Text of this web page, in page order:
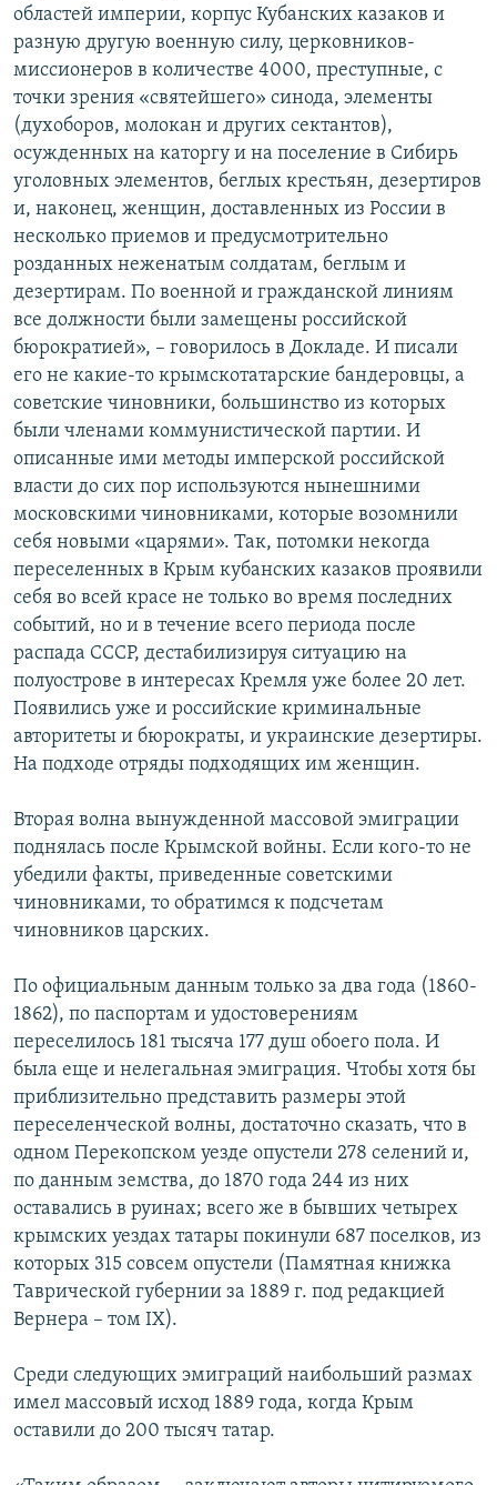
областей империи, корпус Кубанских казаков и
разную другую военную силу, церковников-
миссионеров в количестве 4000, преступные, с
точки зрения «святейшего» синода, элементы
(духоборов, молокан и других сектантов),
осужденных на каторгу и на поселение в Сибирь
уголовных элементов, беглых крестьян, дезертиров
и, наконец, женщин, доставленных из России в
несколько приемов и предусмотрительно
розданных неженатым солдатам, беглым и
дезертирам. По военной и гражданской линиям
все должности были замещены российской
бюрократией», – говорилось в Докладе. И писали
его не какие-то крымскотатарские бандеровцы, а
советские чиновники, большинство из которых
были членами коммунистической партии. И
описанные ими методы имперской российской
власти до сих пор используются нынешними
московскими чиновниками, которые возомнили
себя новыми «царями». Так, потомки некогда
переселенных в Крым кубанских казаков проявили
себя во всей красе не только во время последних
событий, но и в течение всего периода после
распада СССР, дестабилизируя ситуацию на
полуострове в интересах Кремля уже более 20 лет.
Появились уже и российские криминальные
авторитеты и бюрократы, и украинские дезертиры.
На подходе отряды подходящих им женщин.
Вторая волна вынужденной массовой эмиграции
поднялась после Крымской войны. Если кого-то не
убедили факты, приведенные советскими
чиновниками, то обратимся к подсчетам
чиновников царских.
По официальным данным только за два года (1860-
1862), по паспортам и удостоверениям
переселилось 181 тысяча 177 душ обоего пола. И
была еще и нелегальная эмиграция. Чтобы хотя бы
приблизительно представить размеры этой
переселенческой волны, достаточно сказать, что в
одном Перекопском уезде опустели 278 селений и,
по данным земства, до 1870 года 244 из них
оставались в руинах; всего же в бывших четырех
крымских уездах татары покинули 687 поселков, из
которых 315 совсем опустели (Памятная книжка
Таврической губернии за 1889 г. под редакцией
Вернера – том IХ).
Среди следующих эмиграций наибольший размах
имел массовый исход 1889 года, когда Крым
оставили до 200 тысяч татар.